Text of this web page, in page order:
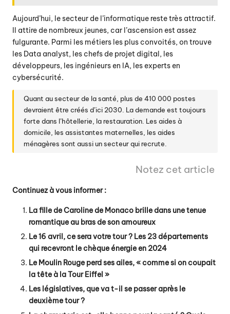
Aujourd’hui, le secteur de l’informatique reste très attractif.
Il attire de nombreux jeunes, car l’ascension est assez
fulgurante. Parmi les métiers les plus convoités, on trouve
les Data analyst, les chefs de projet digital, les
développeurs, les ingénieurs en IA, les experts en
cybersécurité.
Quant au secteur de la santé, plus de 410 000 postes
devraient être créés d’ici 2030. La demande est toujours
forte dans l’hôtellerie, la restauration. Les aides à
domicile, les assistantes maternelles, les aides
ménagères sont aussi un secteur qui recrute.
Notez cet article
Continuez à vous informer :
La fille de Caroline de Monaco brille dans une tenue
romantique au bras de son amoureux
Le 16 avril, ce sera votre tour ? Les 23 départements
qui recevront le chèque énergie en 2024
Le Moulin Rouge perd ses ailes, « comme si on coupait
la tête à la Tour Eiffel »
Les législatives, que va t-il se passer après le
deuxième tour ?